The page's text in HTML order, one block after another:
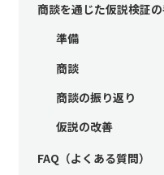
商談を通じた仮説検証
準備
商談
商談の振り返り
仮説の改善
FAQ（よくある質問）